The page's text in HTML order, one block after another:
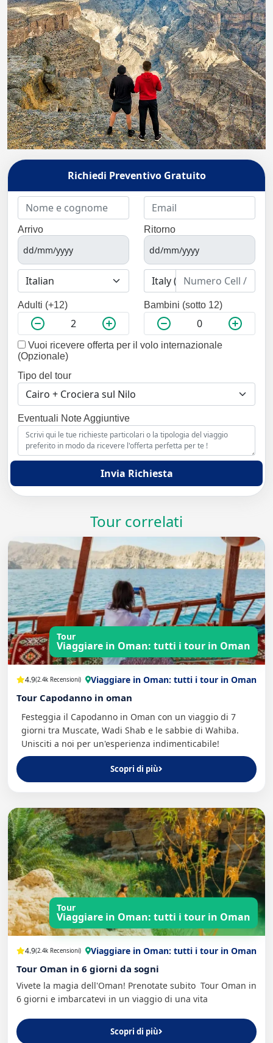
Richiedi Preventivo Gratuito
Arrivo Ritorno
Adulti (+12) Bambini (sotto 12)
Vuoi ricevere offerta per il volo internazionale
(Opzionale)
Tipo del tour
Eventuali Note Aggiuntive
Invia Richiesta
Tour correlati
Tour
Viaggiare in Oman: tutti i tour in Oman
4.9(2.4k Recensioni) Viaggiare in Oman: tutti i tour in Oman
Tour Capodanno in oman
Festeggia il Capodanno in Oman con un viaggio di 7
giorni tra Muscate, Wadi Shab e le sabbie di Wahiba.
Unisciti a noi per un'esperienza indimenticabile!
Scopri di più
Tour
Viaggiare in Oman: tutti i tour in Oman
4.9(2.4k Recensioni) Viaggiare in Oman: tutti i tour in Oman
Tour Oman in 6 giorni da sogni
Vivete la magia dell'Oman! Prenotate subito Tour Oman in
6 giorni e imbarcatevi in un viaggio di una vita
Scopri di più